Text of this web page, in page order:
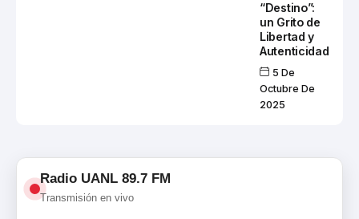
“Destino”:
un Grito de
Libertad y
Autenticidad
5 De
Octubre De
2025
Radio UANL 89.7 FM
Transmisión en vivo